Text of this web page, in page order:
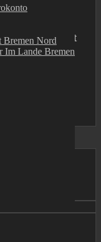
Bremen Nord
Lande Bremen
und
es weiter mit